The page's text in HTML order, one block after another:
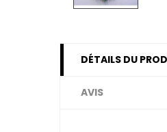
DÉTAILS DU
AVIS